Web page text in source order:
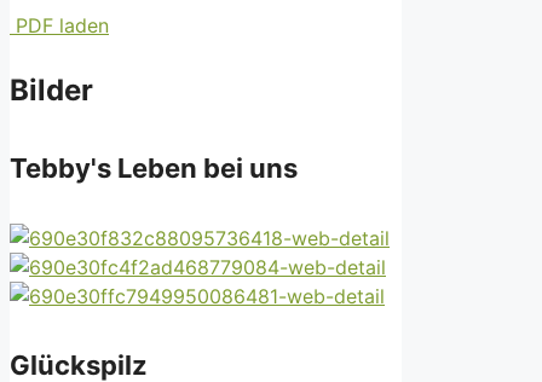
PDF laden
Bilder
Tebby's Leben bei uns
Glückspilz